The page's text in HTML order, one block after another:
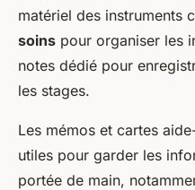
matériel des instruments
soins pour organiser les
notes dédié pour
les stages.
Les mémos et cartes
utiles pour garder les
portée de main,